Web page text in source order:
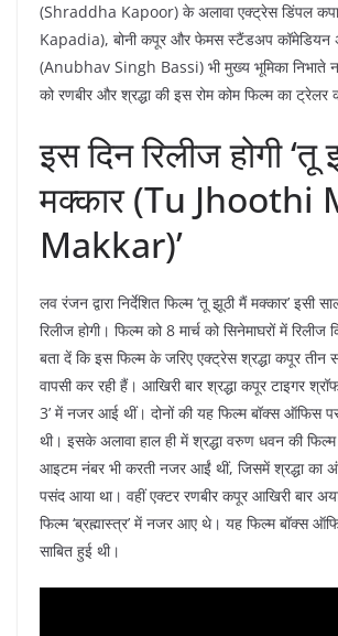
(Shraddha Kapoor) के अलावा एक्ट्रेस डिंपल
Kapadia), बोनी कपूर और फेमस स्टैंडअप कॉमेडियन
(Anubhav Singh Bassi) भी मुख्य भूमिका निभाते
को रणबीर और श्रद्धा की इस रोम कोम फिल्म का
इस दिन रिलीज होगी ‘तू
मक्कार (Tu Jhoothi
Makkar)’
लव रंजन द्वारा निर्देशित फिल्म ‘तू झूठी मैं मक्कार’ इसी
रिलीज होगी। फिल्म को 8 मार्च को सिनेमाघरों में
बता दें कि इस फिल्म के जरिए एक्ट्रेस श्रद्धा कपूर तीन
वापसी कर रही हैं। आखिरी बार श्रद्धा कपूर टाइगर
3’ में नजर आई थीं। दोनों की यह फिल्म बॉक्स ऑफिस
थी। इसके अलावा हाल ही में श्रद्धा वरुण धवन की फिल्म
आइटम नंबर भी करती नजर आईं थीं, जिसमें श्रद्धा का
पसंद आया था। वहीं एक्टर रणबीर कपूर आखिरी बार अयान
फिल्म ‘ब्रह्मास्त्र’ में नजर आए थे। यह फिल्म बॉक्स
साबित हुई थी।